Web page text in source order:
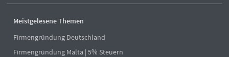
Meistgelesene Themen
Firmengründung Deutschland
Firmengründung Malta | 5% Steuern